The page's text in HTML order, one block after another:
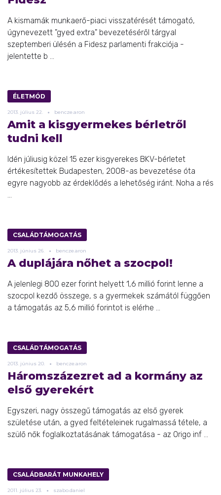
A kismamák munkaerő-piaci visszatérését támogató,
úgynevezett "gyed extra" bevezetéséről tárgyal
szeptemberi ülésén a Fidesz parlamenti frakciója -
jelentette b ...
ÉLETMÓD
2013. július 22. bencze.aron
Amit a kisgyermekes bérletről
tudni kell
Idén júliusig közel 15 ezer kisgyerekes BKV-bérletet
értékesítettek Budapesten, 2008-as bevezetése óta
egyre nagyobb az érdeklődés a lehetőség iránt. Noha a rés
...
CSALÁDTÁMOGATÁS
2013. június 26. bencze.aron
A duplájára nőhet a szocpol!
A jelenlegi 800 ezer forint helyett 1,6 millió forint lenne a
szocpol kezdő összege, s a gyermekek számától függően
a támogatás az 5,6 millió forintot is elérhe ...
CSALÁDTÁMOGATÁS
2013. június 20. bencze.aron
Háromszázezret ad a kormány az
első gyerekért
Egyszeri, nagy összegű támogatás az első gyerek
születése után, a gyed feltételeinek rugalmassá tétele, a
szülő nők foglalkoztatásának támogatása - az Origo inf ...
CSALÁDBARÁT MUNKAHELY
2011. július 23. szabo.daniel